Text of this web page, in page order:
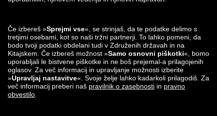
Zalando
Najdeš nas lahko tudi na
Partner za pošiljanje in
dostavo